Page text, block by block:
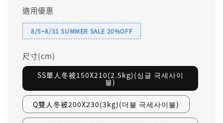
適用優惠
8/5~8/31 SUMMER SALE 20%OFF
尺寸(cm)
SS單人冬被150X210(2.5kg)(싱글 극세사이
불)
Q雙人冬被200X230(3kg)(더블 극세사이불)